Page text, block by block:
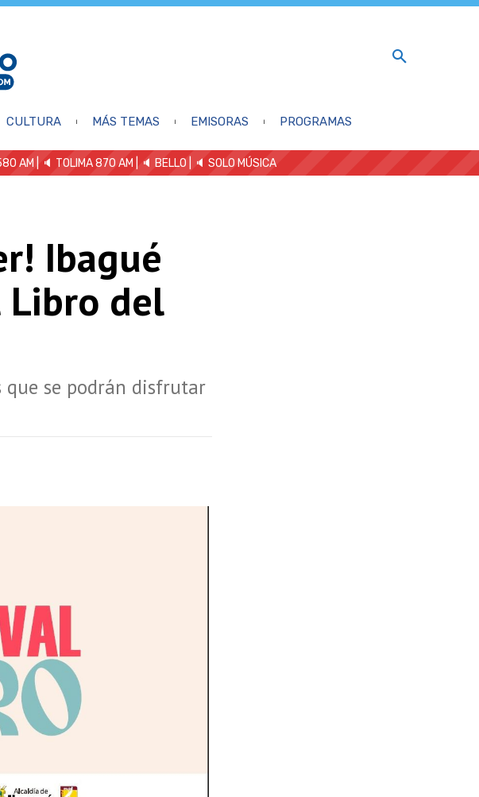
CULTURA MÁS TEMAS EMISORAS PROGRAMAS
AM | 🔈 TOLIMA 870 AM | 🔈 BELLO 🔈 SOLO MÚSICA
Ibagué
del
que se podrán disfrutar